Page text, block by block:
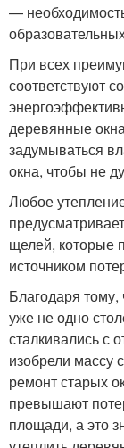
—
При всех
соответствуют
деревянные
задумываться
окна, чтобы не
Любое
щелей, которые
источником
Благодаря тому,
уже не одно
сталкивались с
изобрели массу
ремонт старых
превышают
площади, а это